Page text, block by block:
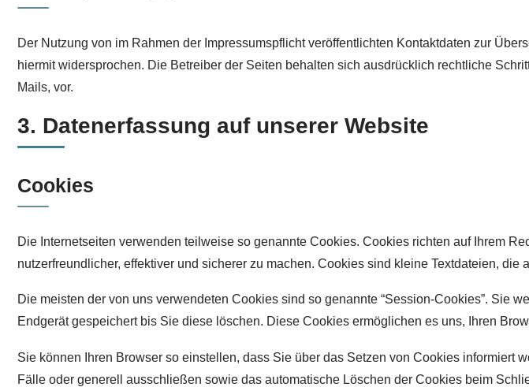
Der Nutzung von im Rahmen der Impressumspflicht veröffentlichten Kontaktdaten zur
hiermit widersprochen. Die Betreiber der Seiten behalten sich ausdrücklich rechtliche
Mails, vor.
3. Datenerfassung auf unserer Website
Cookies
Die Internetseiten verwenden teilweise so genannte Cookies. Cookies richten auf Ihrem
nutzerfreundlicher, effektiver und sicherer zu machen. Cookies sind kleine Textdateien,
Die meisten der von uns verwendeten Cookies sind so genannte “Session-Cookies”. Sie
Endgerät gespeichert bis Sie diese löschen. Diese Cookies ermöglichen es uns, Ihren
Sie können Ihren Browser so einstellen, dass Sie über das Setzen von Cookies
Fälle oder generell ausschließen sowie das automatische Löschen der Cookies beim